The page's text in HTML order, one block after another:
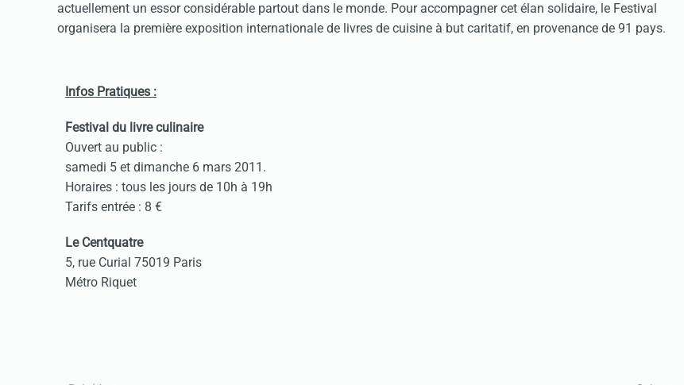
actuellement un essor considérable partout dans le monde. Pour accompagner cet élan solidaire, le Festival
organisera la première exposition internationale de livres de cuisine à but caritatif, en provenance de 91 pays.
Infos Pratiques :
Festival du livre culinaire
Ouvert au public :
samedi 5 et dimanche 6 mars 2011.
Horaires : tous les jours de 10h à 19h
Tarifs entrée : 8 €
Le Centquatre
5, rue Curial 75019 Paris
Métro Riquet